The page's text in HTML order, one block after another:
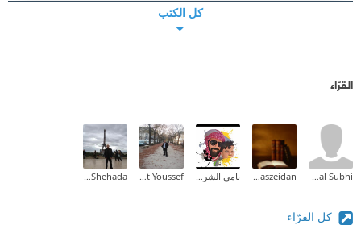
كل الكتب
القرّاء
كل القرّاء